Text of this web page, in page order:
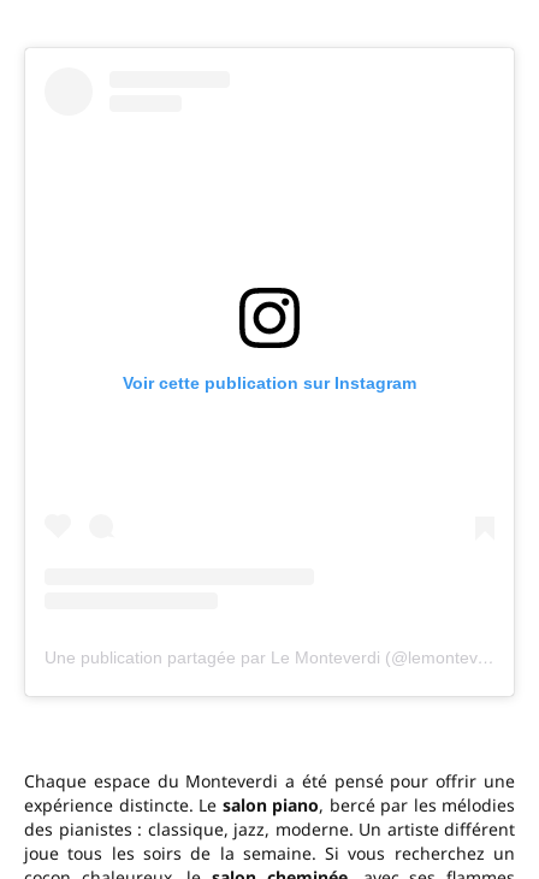
Voir cette publication sur Instagram
Une publication partagée par Le Monteverdi (@lemonteverdi)
Chaque espace du Monteverdi a été pensé pour offrir une
expérience distincte. Le salon piano, bercé par les mélodies
des pianistes : classique, jazz, moderne. Un artiste différent
joue tous les soirs de la semaine. Si vous recherchez un